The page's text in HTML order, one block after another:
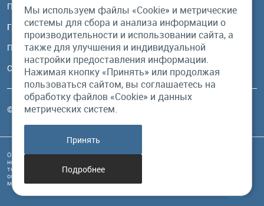
Посмотреть на карте
График работы
Пн-Пт: с 10:00 до 18:00
Сб, Вс: выходной
© Бурый Медведь MMXXVI. Все права защищены.
Обращаем Ваше внимание на то, что данный интернет-сайт и его содержимое
носит исключительно информационный характер и ни при каких условиях
техническая информация, размещенная на сайте, не являются публичной
офертой, определяемой положениями Статьи 437 Гражданского кодекса РФ, и
может быть изменена в любое время без предупреждения.
Мы используем файлы «Cookie» и метрические
системы для сбора и анализа информации о
производительности и использовании сайта, а
также для улучшения и индивидуальной
настройки предоставления информации.
Нажимая кнопку «Принять» или продолжая
пользоваться сайтом, вы соглашаетесь на
обработку файлов «Cookie» и данных
метрических систем.
Принять
Подробнее